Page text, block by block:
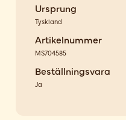
Ursprung
Tyskland
Artikelnummer
MS704585
Beställningsvara
Ja